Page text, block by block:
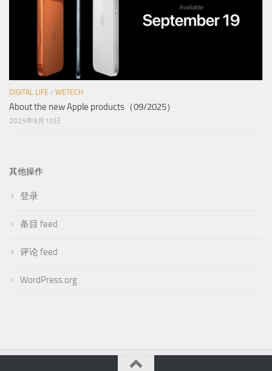
DIGITAL LIFE / WETECH
About the new Apple products（09/2025）
2025年9月10日
其他操作
登录
条目 feed
评论 feed
WordPress.org